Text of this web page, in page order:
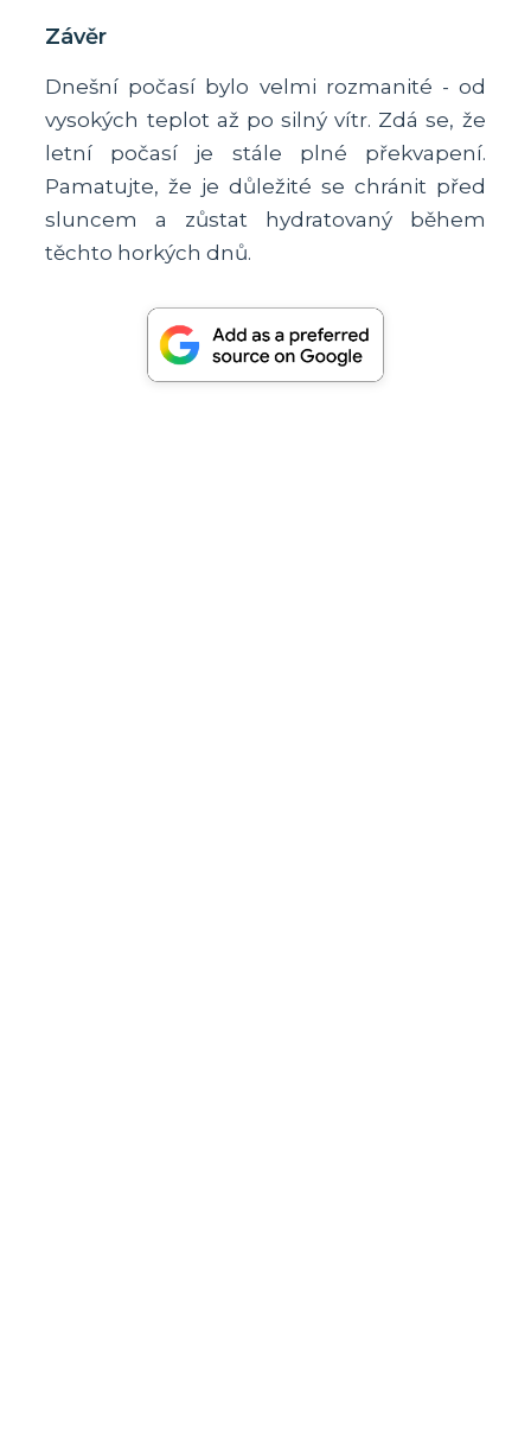
Závěr
Dnešní počasí bylo velmi rozmanité - od
vysokých teplot až po silný vítr. Zdá se, že
letní počasí je stále plné překvapení.
Pamatujte, že je důležité se chránit před
sluncem a zůstat hydratovaný během
těchto horkých dnů.